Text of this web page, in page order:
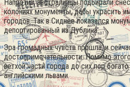
Напротив, австралийцы подбирали
колониях монументы, дабы украсить
городов. Так в Сиднее показался
депортированный из Дублина.
Эра громадных чувств прошла, и
достопримечательности. Помимо
ветхой части города до сих пор
английскими львами.